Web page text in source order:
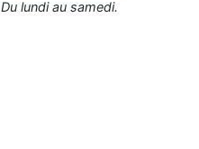
Du lundi au samedi.